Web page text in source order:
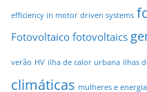
efficiency in motor driven systems
Fotovoltaico fotovoltaics
verão HV ilha de calor urbana ilhas
climáticas mulheres e energia